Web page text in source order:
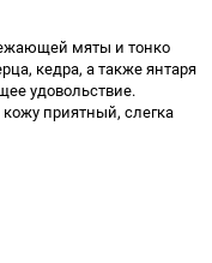
мяты и тонко
кедра, а также янтаря
удовольствие.
приятный, слегка